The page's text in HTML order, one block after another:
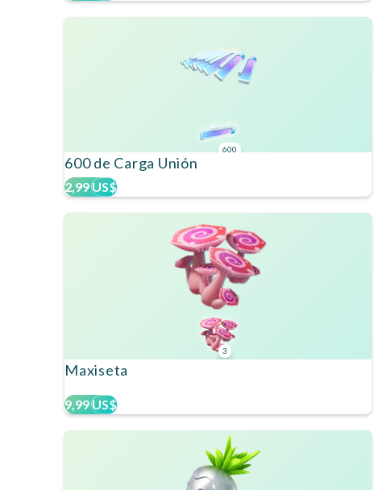
600
600 de Carga Unión
2,99 US$
3
Maxiseta
9,99 US$